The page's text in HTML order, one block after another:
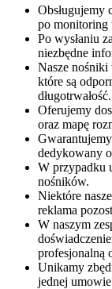
Obsługujemy
po
Po wysłaniu
niezbędne
Nasze nośniki
które są
długotrwałość.
Oferujemy
oraz mapę
dedykowany
W przypadku
nośników.
Niektóre
reklama
W naszym
profesjonalną
Unikamy
jednej